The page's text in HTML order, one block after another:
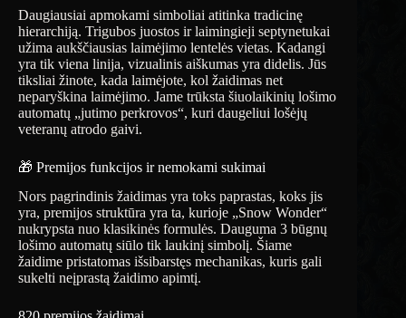
Daugiausiai apmokami simboliai atitinka tradicinę
hierarchiją. Trigubos juostos ir laimingieji septynetukai
užima aukščiausias laimėjimo lentelės vietas. Kadangi
yra tik viena linija, vizualinis aiškumas yra didelis. Jūs
tiksliai žinote, kada laimėjote, kol žaidimas net
neparyškina laimėjimo. Jame trūksta šiuolaikinių lošimo
automatų „jutimo perkrovos“, kuri daugeliui lošėjų
veteranų atrodo gaivi.
🎁 Premijos funkcijos ir nemokami sukimai
Nors pagrindinis žaidimas yra toks paprastas, koks jis
yra, premijos struktūra yra ta, kurioje „Snow Wonder“
nukrypsta nuo klasikinės formulės. Dauguma 3 būgnų
lošimo automatų siūlo tik laukinį simbolį. Šiame
žaidime pristatomas išsibarstęs mechanikas, kuris gali
sukelti neįprastą žaidimo apimtį.